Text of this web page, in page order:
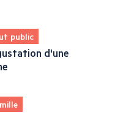
public
d'une